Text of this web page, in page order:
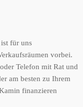
für uns
vorbei.
Telefon mit Rat und
am besten zu Ihrem
finanzieren